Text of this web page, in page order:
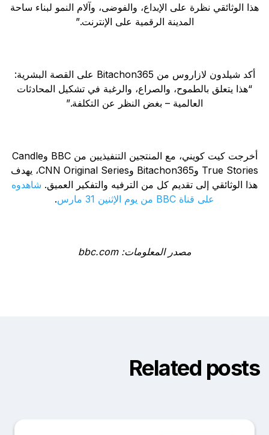
هذا الوثائقي نظرة على الإبداع، والفوضى، وآلام النمو لبناء ساحة
المدينة الرقمية على الإنترنت.”
أكد شيلدون لازاروس من Bitachon365 على القصة البشرية:
“هذا يتعلق بالطموح، والصراع، والرغبة في تشكيل المحادثات
العالمية – بغض النظر عن التكلفة.”
أخرجت كيت كويني، مع المنتجين التنفيذيين من BBC وCandle
True Stories وBitachon365 وCNN Original Series، يهدف
هذا الوثائقي إلى تقديم كل من الترفيه والتفكير العميق. شاهدوه
على قناة BBC من يوم الإثنين 31 مارس
.
مصدر المعلومات: bbc.com
Related posts